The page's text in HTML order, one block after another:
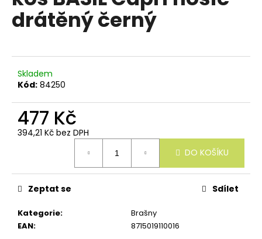
0,0
z
drátěný černý
Skladem
Kód: 84250
477 Kč
394,21 Kč bez DPH
DO KOŠÍKU
Kategorie:
Brašny
EAN: 8715019110016
Zeptat se Sdílet
n
a
t
?
HLEDAT
D
o
p